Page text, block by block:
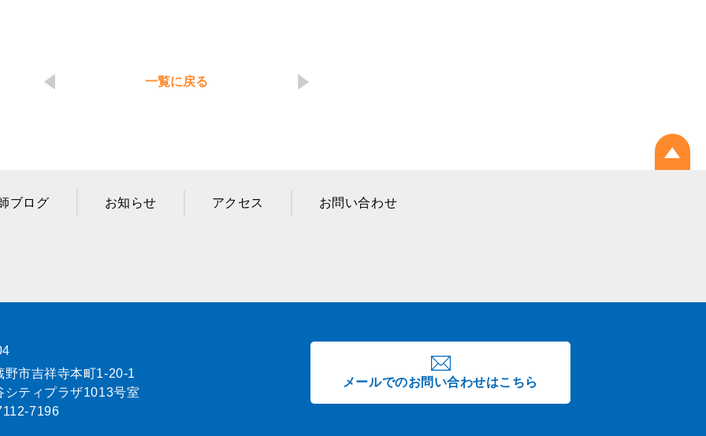
一覧に戻る
ブログ お知らせ アクセス お問い合わせ
野市吉祥寺本町1-20-1
シティプラザ1013号室
7196
メールでのお問い合わせはこちら